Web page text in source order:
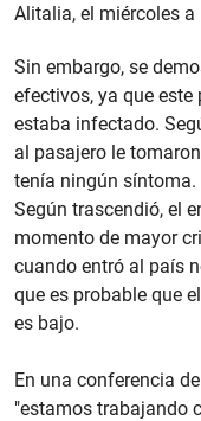
Alitalia, el miércoles a
Sin embargo, se
efectivos, ya que
estaba infectado.
al pasajero le
tenía ningún síntoma.
Según trascendió, el
momento de mayor
cuando entró al país
que es probable que
es bajo.
En una conferencia
"estamos trabajando